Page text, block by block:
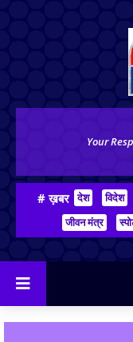
Your
# ख़बर देश विदेश
जीवन मंत्र